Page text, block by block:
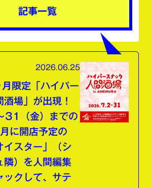
記事一覧
2026.06.25
限定「ハイパー
酒場」が出現！
31（金）までの
に開店予定の
イスター」（シ
隣）を人間編集
ックして、サテ